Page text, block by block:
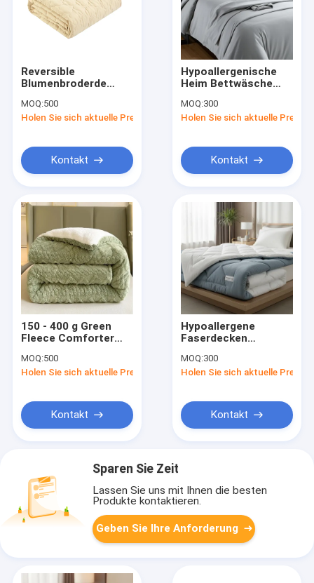
Reversible
Blumenbroderde
Bettdecke aus
vorwaschbaren
MOQ:500
Holen Sie sich aktuelle Preis
Kontakt
Hypoallergenische
Heim Bettwäsche
Komfortabel
Langlebig Trocknen
Gästehäuser
MOQ:300
Holen Sie sich aktuelle Preis
Kontakt
150 - 400 g Green
Fleece Comforter
Comforter
Maschinenwaschbar
MOQ:500
Holen Sie sich aktuelle Preis
Kontakt
Hypoallergene
Faserdecken
Weich
Strapazierfähig
für Hotels, Gewerbe,
Gastgewerbe
MOQ:300
Holen Sie sich aktuelle Preis
Kontakt
Sparen Sie Zeit
Lassen Sie uns mit Ihnen die besten
Produkte kontaktieren.
Geben Sie Ihre Anforderung